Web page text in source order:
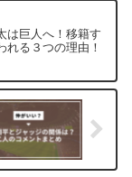
は巨人へ！移籍す
れる３つの理由！